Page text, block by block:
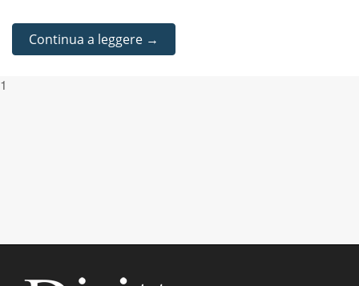
Continua a leggere →
1